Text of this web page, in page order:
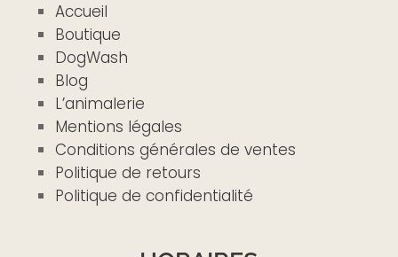
Accueil
Boutique
DogWash
Blog
L’animalerie
Mentions légales
Conditions générales de ventes
Politique de retours
Politique de confidentialité